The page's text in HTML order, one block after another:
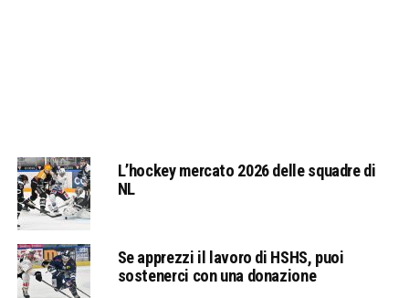
L’hockey mercato 2026 delle squadre di
NL
Se apprezzi il lavoro di HSHS, puoi
sostenerci con una donazione